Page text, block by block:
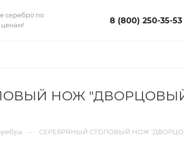
серебро по
8 (800) 250-35-53
НОЖ
— СЕРЕБРЯНЫЙ СТОЛОВЫЙ НОЖ